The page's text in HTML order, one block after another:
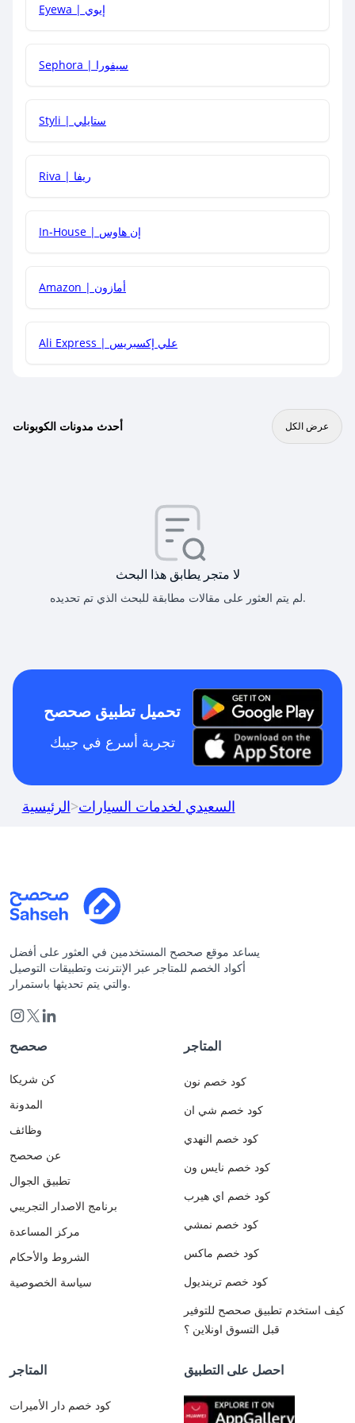
هل يمكنني جمع كود خصم مع العروض الأخرى؟
Eyewa | إيوي
Sephora | سيفورا
Styli | ستايلي
Riva | ريفا
In-House | إن هاوس
Amazon | أمازون
Ali Express | علي إكسبريس
أحدث مدونات الكوبونات عرض الكل
لا متجر يطابق هذا البحث
لم يتم العثور على مقالات مطابقة للبحث الذي تم تحديده.
تحميل تطبيق صحصح
تجربة أسرع في جيبك
الرئيسية>السعيدي لخدمات السيارات
يساعد موقع صحصح المستخدمين في العثور على أفضل
أكواد الخصم للمتاجر عبر الإنترنت وتطبيقات التوصيل
والتي يتم تحديثها باستمرار.
صحصح
كن شريكا
المدونة
وظائف
عن صحصح
تطبيق الجوال
برنامج الاصدار التجريبي
مركز المساعدة
الشروط والأحكام
سياسة الخصوصية
المتاجر
كود خصم نون
كود خصم شي ان
كود خصم النهدي
كود خصم نايس ون
كود خصم اي هيرب
كود خصم نمشي
كود خصم ماكس
كود خصم ترينديول
كيف استخدم تطبيق صحصح للتوفير
قبل التسوق اونلاين ؟
المتاجر
كود خصم دار الأميرات
احصل على التطبيق